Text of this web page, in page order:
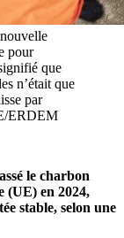
pour
que
n’était que
par
ERDEM
le charbon
(UE) en 2024,
stable, selon une